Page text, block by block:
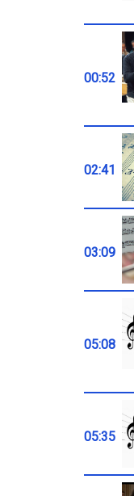
00:52
02:41
03:09
05:08
05:35